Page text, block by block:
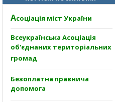
Асоціація міст України
Всеукраїнська Асоціація
об'єднаних територіальних
громад
Безоплатна правнича
допомога